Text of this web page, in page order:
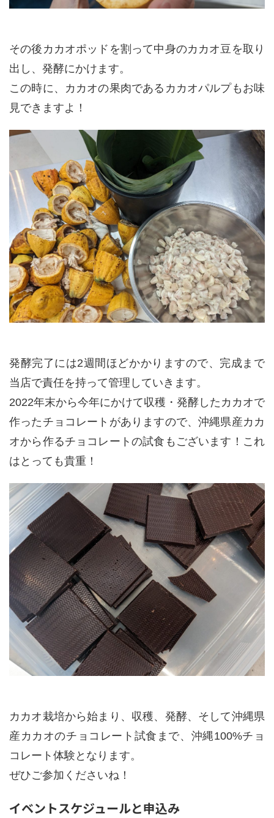
その後カカオポッドを割って中身のカカオ豆を取り
出し、発酵にかけます。
この時に、カカオの果肉であるカカオパルプもお味
見できますよ！
発酵完了には2週間ほどかかりますので、完成まで
当店で責任を持って管理していきます。
2022年末から今年にかけて収穫・発酵したカカオで
作ったチョコレートがありますので、沖縄県産カカ
オから作るチョコレートの試食もございます！これ
はとっても貴重！
カカオ栽培から始まり、収穫、発酵、そして沖縄県
産カカオのチョコレート試食まで、沖縄100%チョ
コレート体験となります。
ぜひご参加くださいね！
イベントスケジュールと申込み